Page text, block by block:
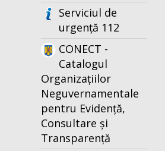
Serviciul de
urgență 112
CONECT -
Catalogul
Organizațiilor
Neguvernamentale
pentru Evidență,
Consultare și
Transparență